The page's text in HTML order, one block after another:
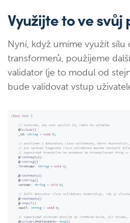
Využijte to ve svůj
Nyní, když umíme využít sílu
transformerů, použijeme
validator (je to modul od
bude validovat vstup